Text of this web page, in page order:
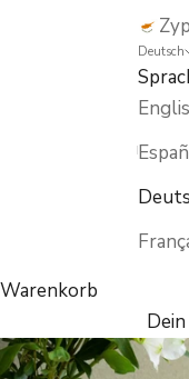
Deutsch
Warenkorb